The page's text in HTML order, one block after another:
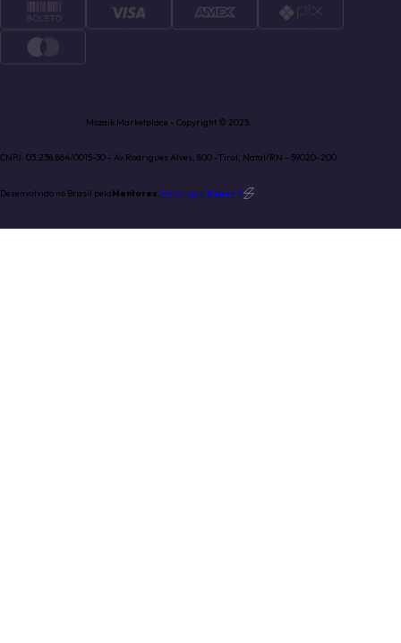
Mozaik Marketplace - Copyright © 2025.
CNPJ: 03.238.864/0015-30 - Av Rodrigues Alves, 800 -Tirol, Natal/RN - 59020-200
Desenvolvido no Brasil pelaMentores.Tecnologia Super 1.